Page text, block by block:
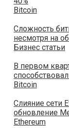
Bitcoin
Сложность
несмотря на
Бизнес статьи
В первом
Bitcoin
Слияние сети
обновление
Ethereum